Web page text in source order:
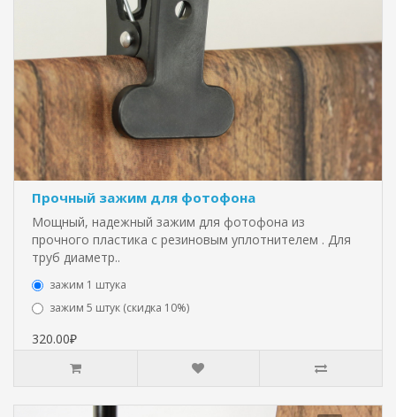
Прочный зажим для фотофона
Мощный, надежный зажим для фотофона из
прочного пластика с резиновым уплотнителем . Для
труб диаметр..
зажим 1 штука
зажим 5 штук (скидка 10%)
320.00₽